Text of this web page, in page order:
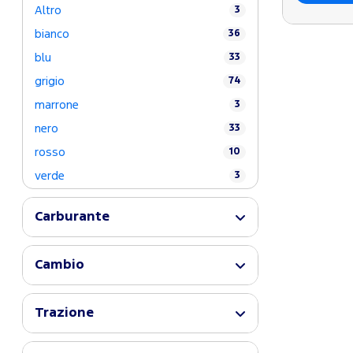
Altro 3
bianco 36
blu 33
grigio 74
marrone 3
nero 33
rosso 10
verde 3
Carburante
Cambio
Trazione